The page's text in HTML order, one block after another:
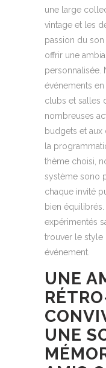
une large
vintage et les
passion du
offrir une
personnalisée.
événements en
clubs et salles
nombreuses
budgets et aux
la
thème choisi,
système sono
chaque invité
bien
expérimentés
trouver le style
événement.
UNE
UNE